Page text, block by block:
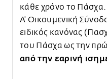
κάθε χρόνο το
Α' Οικουμενική
ειδικός κανόνας
του Πάσχα ως την
από την εαρινή